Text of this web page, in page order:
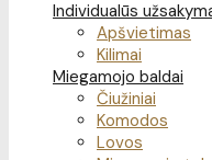
Individualūs
Apšvietimas
Kilimai
Miegamojo baldai
Čiužiniai
Komodos
Lovos